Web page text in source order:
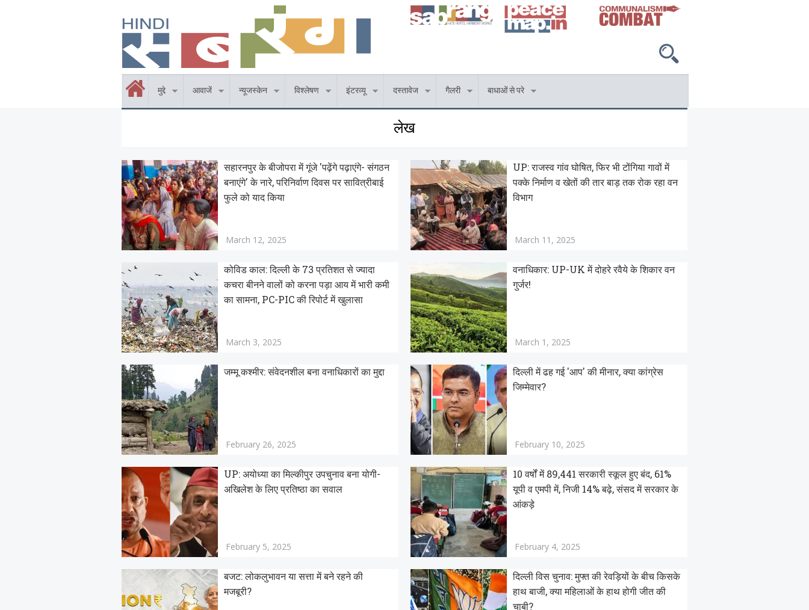
मुद्दे आवाजें न्यूजस्केन विश्लेषण इंटरव्यू दस्तावेज गैलरी बाधाओं से परे
लेख
सहारनपुर के बीजोपरा में गूंजे 'पढ़ेंगे पढ़ाएंगे- संगठन
बनाएंगे' के नारे, परिनिर्वाण दिवस पर सावित्रीबाई
फुले को याद किया
March 12, 2025
UP: राजस्व गांव घोषित, फिर भी टोंगिया गावों में
पक्के निर्माण व खेतों की तार बाड़ तक रोक रहा वन
विभाग
March 11, 2025
कोविड काल: दिल्ली के 73 प्रतिशत से ज्यादा
कचरा बीनने वालों को करना पड़ा आय में भारी कमी
का सामना, PC-PIC की रिपोर्ट में खुलासा
March 3, 2025
वनाधिकार: UP-UK में दोहरे रवैये के शिकार वन
गुर्जर!
March 1, 2025
जम्मू कश्मीर: संवेदनशील बना वनाधिकारों का मुद्दा
February 26, 2025
दिल्ली में ढह गई 'आप' की मीनार, क्या कांग्रेस
जिम्मेवार?
February 10, 2025
UP: अयोध्या का मिल्कीपुर उपचुनाव बना योगी-
अखिलेश के लिए प्रतिष्ठा का सवाल
February 5, 2025
10 वर्षों में 89,441 सरकारी स्कूल हुए बंद, 61%
यूपी व एमपी में, निजी 14% बढ़े, संसद में सरकार के
आंकड़े
February 4, 2025
बजट: लोकलुभावन या सत्ता में बने रहने की
मजबूरी?
दिल्ली विस चुनाव: मुफ्त की रेवड़ियों के बीच किसके
हाथ बाजी, क्या महिलाओं के हाथ होगी जीत की
चाबी?